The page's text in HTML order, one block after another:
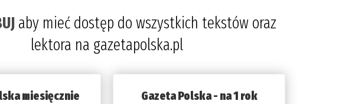
aby mieć dostęp do wszystkich tekstów oraz
lektora na gazetapolska.pl
miesięcznie Gazeta Polska - na 1 rok